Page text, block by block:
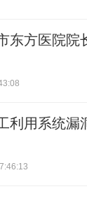
东方医院院
利用系统漏